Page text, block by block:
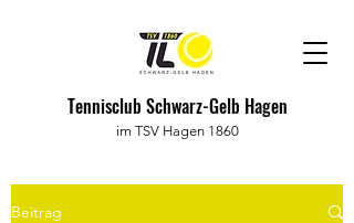
Tennisclub Schwarz-Gelb Hagen
im TSV Hagen 1860
Beitrag